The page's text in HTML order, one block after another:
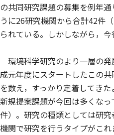
の共同研究課題の募集を例年
うに26研究機関から合計42件
られている。しかしながら，
環境科学研究のより一層の
成元年度にスタートしたこの
を数え，すっかり定着してき
新規提案課題が今回は多くな
件）。研究の種類としては研
機関で研究を行うタイプがこ